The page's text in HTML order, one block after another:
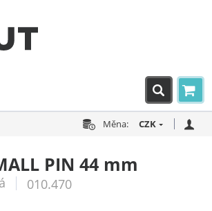
Měna: CZK
PIN 44 mm
010.470